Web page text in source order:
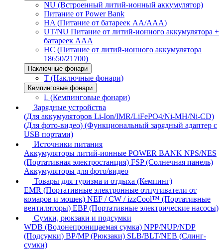
NU (Встроенный литий-ионный аккумулятор)
Питание от Power Bank
HA (Питание от батареек AA/AAA)
UT/NU Питание от литий-ионного аккумулятора +
батареек AAA
HC (Питание от литий-ионного аккумулятора
18650/21700)
Наключные фонари
T (Наключные фонари)
Кемпинговые фонари
L (Кемпинговые фонари)
Зарядные устройства
(Для аккумуляторов Li-Ion/IMR/LiFePO4/Ni-MH/Ni-CD)
(Для фото-видео) (Функциональный зарядный адаптер с
USB портами)
Источники питания
Аккумуляторы литий-ионные POWER BANK NPS/NES
(Портативная электростанция) FSP (Солнечная панель)
Аккумуляторы для фото/видео
Товары для туризма и отдыха (Кемпинг)
EMR (Портативные электронные отпугиватели от
комаров и мошек) NEF / CW / izzCool™ (Портативные
вентиляторы) EBP (Портативные электрические насосы)
Сумки, рюкзаки и подсумки
WDB (Водонепроницаемая сумка) NPP/NUP/NDP
(Подсумки) BP/MP (Рюкзаки) SLB/BLT/NEB (Слинг-
сумки)